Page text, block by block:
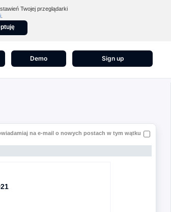
Twojej przeglądarki
Demo Sign up
na e-mail o nowych postach w tym wątku